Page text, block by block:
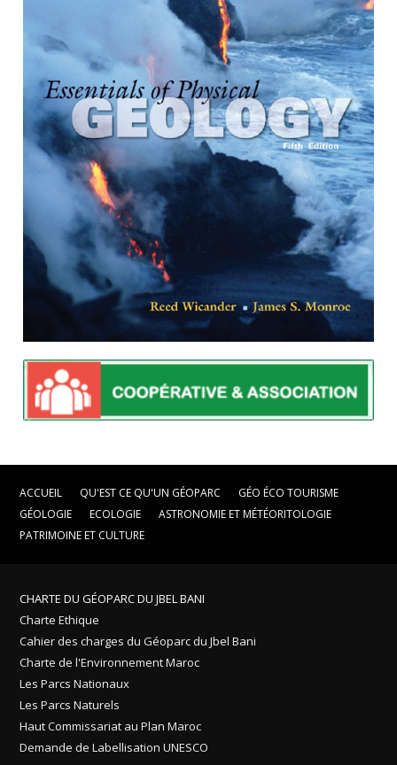
ACCUEIL QU'EST CE QU'UN GÉOPARC
GÉO ÉCO TOURISME
GÉOLOGIE
ECOLOGIE
ASTRONOMIE ET MÉTÉORITOLOGIE
PATRIMOINE ET CULTURE
CHARTE DU GÉOPARC DU JBEL BANI
Charte Ethique
Cahier des charges du Géoparc du Jbel Bani
Charte de l'Environnement Maroc
Les Parcs Nationaux
Les Parcs Naturels
Haut Commissariat au Plan Maroc
Demande de Labellisation UNESCO